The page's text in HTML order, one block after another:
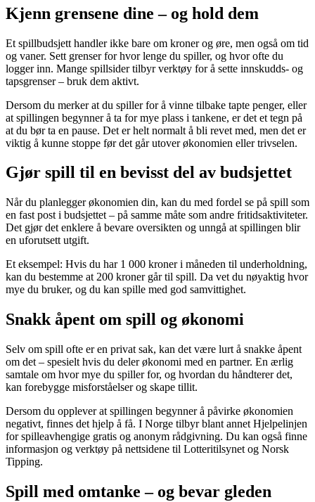
Kjenn grensene dine – og hold dem
Et spillbudsjett handler ikke bare om kroner og øre, men også om tid
og vaner. Sett grenser for hvor lenge du spiller, og hvor ofte du
logger inn. Mange spillsider tilbyr verktøy for å sette innskudds- og
tapsgrenser – bruk dem aktivt.
Dersom du merker at du spiller for å vinne tilbake tapte penger, eller
at spillingen begynner å ta for mye plass i tankene, er det et tegn på
at du bør ta en pause. Det er helt normalt å bli revet med, men det er
viktig å kunne stoppe før det går utover økonomien eller trivselen.
Gjør spill til en bevisst del av budsjettet
Når du planlegger økonomien din, kan du med fordel se på spill som
en fast post i budsjettet – på samme måte som andre fritidsaktiviteter.
Det gjør det enklere å bevare oversikten og unngå at spillingen blir
en uforutsett utgift.
Et eksempel: Hvis du har 1 000 kroner i måneden til underholdning,
kan du bestemme at 200 kroner går til spill. Da vet du nøyaktig hvor
mye du bruker, og du kan spille med god samvittighet.
Snakk åpent om spill og økonomi
Selv om spill ofte er en privat sak, kan det være lurt å snakke åpent
om det – spesielt hvis du deler økonomi med en partner. En ærlig
samtale om hvor mye du spiller for, og hvordan du håndterer det,
kan forebygge misforståelser og skape tillit.
Dersom du opplever at spillingen begynner å påvirke økonomien
negativt, finnes det hjelp å få. I Norge tilbyr blant annet Hjelpelinjen
for spilleavhengige gratis og anonym rådgivning. Du kan også finne
informasjon og verktøy på nettsidene til Lotteritilsynet og Norsk
Tipping.
Spill med omtanke – og bevar gleden